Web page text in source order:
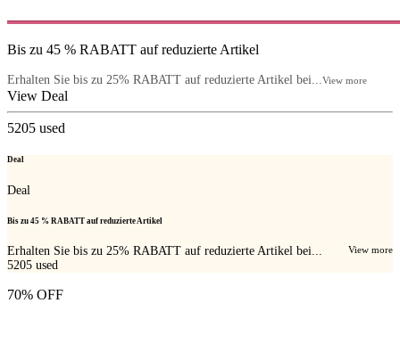
Bis zu 45 % RABATT auf reduzierte Artikel
Erhalten Sie bis zu 25% RABATT auf reduzierte Artikel bei...View more
View Deal
5205 used
Deal
Deal
Bis zu 45 % RABATT auf reduzierte Artikel
Erhalten Sie bis zu 25% RABATT auf reduzierte Artikel bei... View more
5205 used
70% OFF